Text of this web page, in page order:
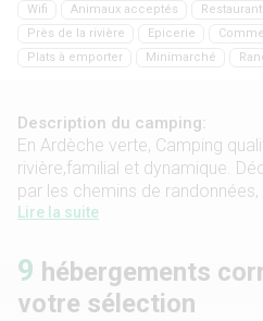
Wifi Animaux acceptés Restaurant
Près de la rivière
Epicerie
Plats à emporter
Minimarché
Description du camping:
En Ardèche verte, Camping
rivière,familial et dynamique.
par les chemins de
Lire la suite
9 hébergements
votre sélection